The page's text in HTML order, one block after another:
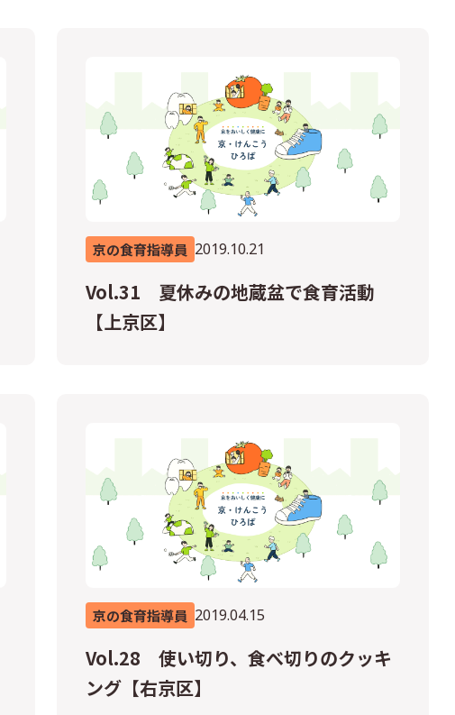
京の食育指導員 2019.10.21
Vol.31 夏休みの地蔵盆で食育活動
【上京区】
京の食育指導員 2019.04.15
Vol.28 使い切り、食べ切りのクッキ
ング【右京区】